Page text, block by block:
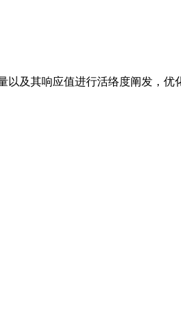
以及其响应值进行活络度阐发，优